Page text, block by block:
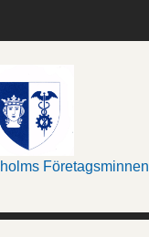
Företagsminnen